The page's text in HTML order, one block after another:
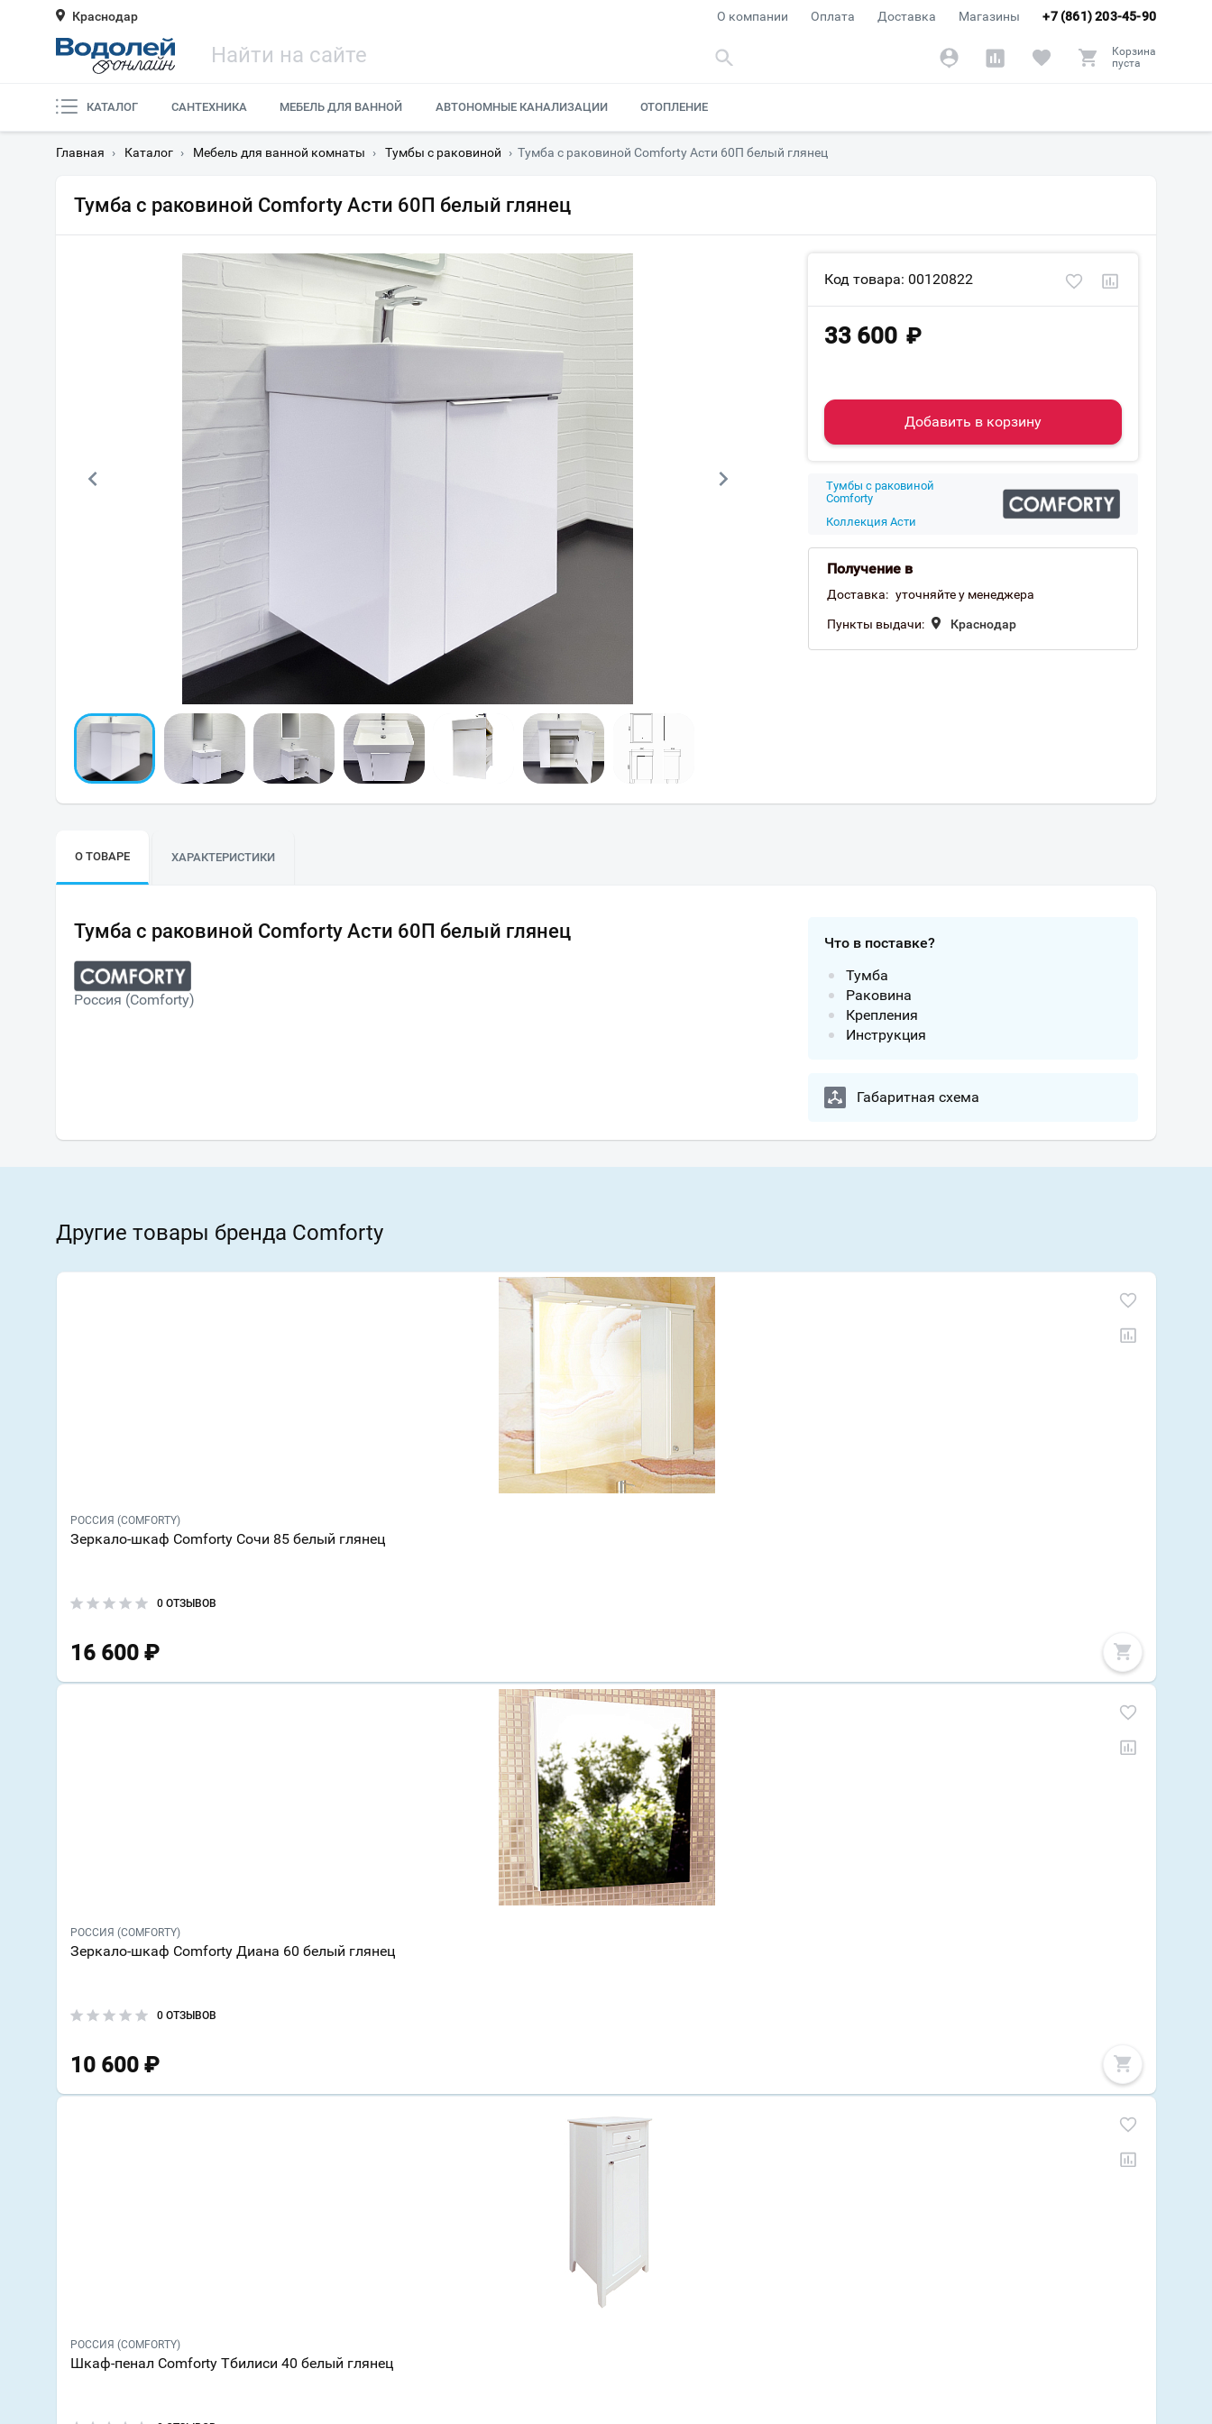
Краснодар +7 (861) 203-45-90
О компании Оплата Доставка Магазины
Корзина
пуста
КАТАЛОГ САНТЕХНИКА МЕБЕЛЬ ДЛЯ ВАННОЙ АВТОНОМНЫЕ КАНАЛИЗАЦИИ ОТОПЛЕНИЕ
Главная › Каталог › Мебель для ванной комнаты › Тумбы с раковиной › Тумба с раковиной Comforty Асти 60П белый глянец
Тумба с раковиной Comforty Асти 60П белый глянец
Код товара: 00120822
33 600 ₽
Добавить в корзину
Тумбы с раковиной
Comforty
Коллекция Асти
Получение в
Доставка: уточняйте у менеджера
Пункты выдачи: Краснодар
О ТОВАРЕ ХАРАКТЕРИСТИКИ
Тумба с раковиной Comforty Асти 60П белый глянец
Россия (Comforty)
Что в поставке?
Тумба
Раковина
Крепления
Инструкция
Габаритная схема
Другие товары бренда Comforty
РОССИЯ (COMFORTY)
Зеркало-шкаф Comforty Сочи 85 белый глянец
0 ОТЗЫВОВ
16 600 ₽
РОССИЯ (COMFORTY)
Зеркало-шкаф Comforty Диана 60 белый глянец
0 ОТЗЫВОВ
10 600 ₽
РОССИЯ (COMFORTY)
Шкаф-пенал Comforty Тбилиси 40 белый глянец
Мурманск